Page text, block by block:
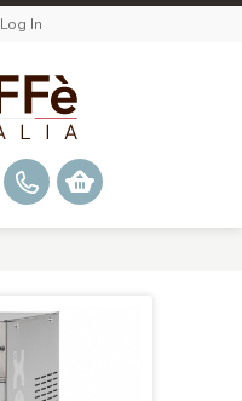
Log In